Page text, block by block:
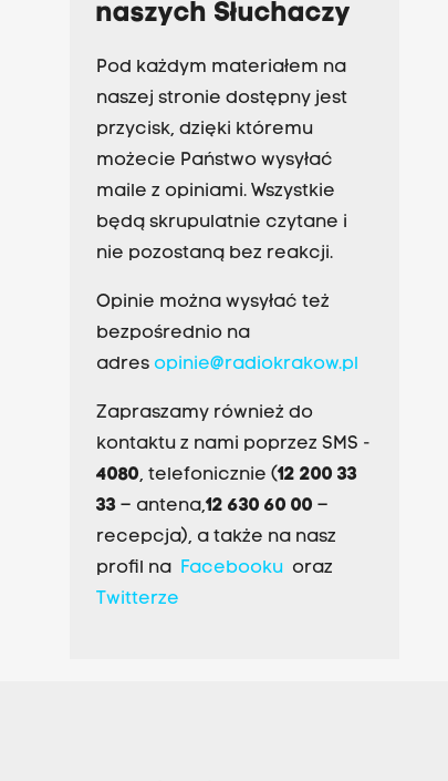
naszych Słuchaczy
Pod każdym materiałem na
naszej stronie dostępny jest
przycisk, dzięki któremu
możecie Państwo wysyłać
maile z opiniami. Wszystkie
będą skrupulatnie czytane i
nie pozostaną bez reakcji.
Opinie można wysyłać też
bezpośrednio na
adres opinie@radiokrakow.pl
Zapraszamy również do
kontaktu z nami poprzez SMS -
4080, telefonicznie (12 200 33
33– antena,12 630 60 00 –
recepcja), a także na nasz
profil na Facebookuoraz
Twitterze